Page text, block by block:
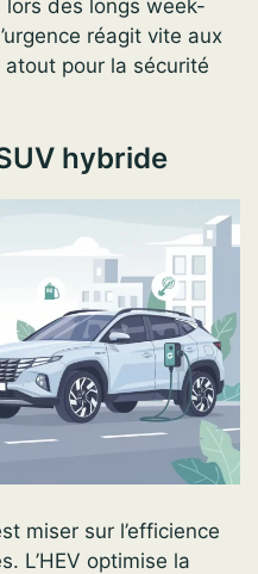
des longs week-
réagit vite aux
pour la sécurité
hybride
miser sur l’efficience
L’HEV optimise la